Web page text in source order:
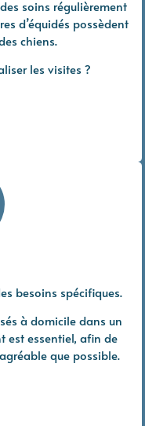
soins régulièrement
d’équidés possèdent
chiens.
les visites ?
besoins spécifiques.
à domicile dans un
est essentiel, afin de
que possible.